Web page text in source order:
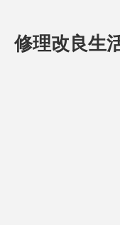
修理改良生